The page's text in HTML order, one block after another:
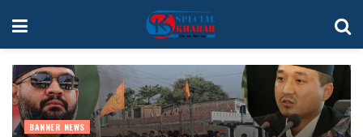
BANNER NEWS